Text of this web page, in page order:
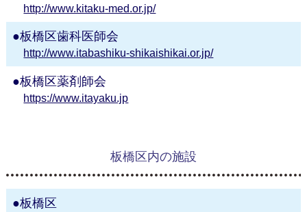
http://www.kitaku-med.or.jp/
板橋区歯科医師会
http://www.itabashiku-shikaishikai.or.jp/
板橋区薬剤師会
https://www.itayaku.jp
板橋区内の施設
板橋区